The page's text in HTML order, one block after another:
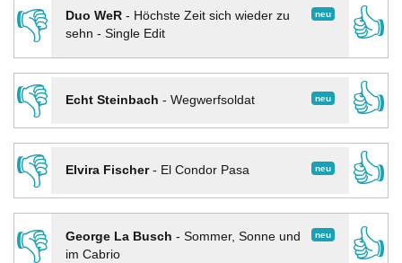
👎
neu
Duo WeR- Höchste Zeit sich wieder zu
sehn - Single Edit
👍
👎
neu
Echt Steinbach - Wegwerfsoldat
👍
👎
neu
Elvira Fischer- El Condor Pasa
👍
👎
neu
George La Busch - Sommer, Sonne und
im Cabrio
👍